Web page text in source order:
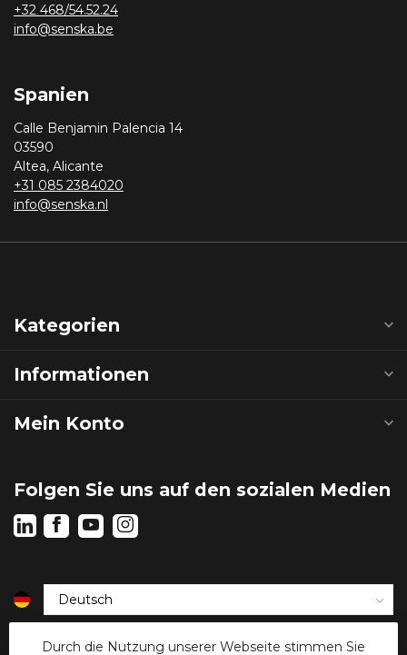
+32 468/54.52.24
info@senska.be
Spanien
Calle Benjamin Palencia 14
03590
Altea, Alicante
+31 085 2384020
info@senska.nl
Kategorien
Informationen
Mein Konto
Folgen Sie uns auf den sozialen Medien
Durch die Nutzung unserer Webseite stimmen Sie